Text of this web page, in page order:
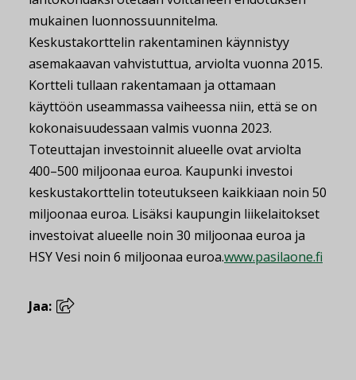
mukainen luonnossuunnitelma.
Keskustakorttelin rakentaminen käynnistyy
asemakaavan vahvistuttua, arviolta vuonna 2015.
Kortteli tullaan rakentamaan ja ottamaan
käyttöön useammassa vaiheessa niin, että se on
kokonaisuudessaan valmis vuonna 2023.
Toteuttajan investoinnit alueelle ovat arviolta
400–500 miljoonaa euroa. Kaupunki investoi
keskustakorttelin toteutukseen kaikkiaan noin 50
miljoonaa euroa. Lisäksi kaupungin liikelaitokset
investoivat alueelle noin 30 miljoonaa euroa ja
HSY Vesi noin 6 miljoonaa euroa.www.pasilaone.fi
Jaa: